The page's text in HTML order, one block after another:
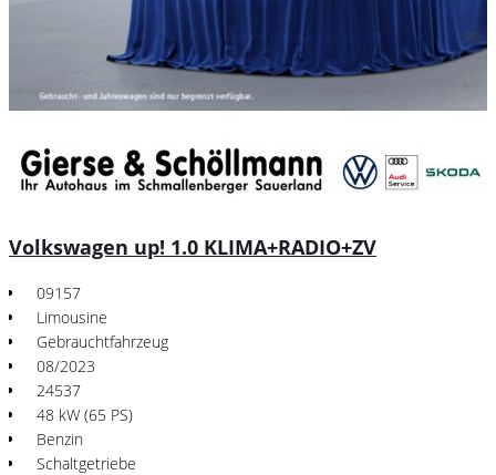
Volkswagen up! 1.0 KLIMA+RADIO+ZV
09157
Limousine
Gebrauchtfahrzeug
08/2023
24537
48 kW (65 PS)
Benzin
Schaltgetriebe